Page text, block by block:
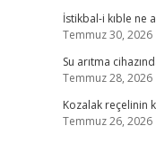
İstikbal-i kıble ne
Temmuz 30, 2026
Su arıtma
Temmuz 28, 2026
Kozalak reçelinin
Temmuz 26, 2026